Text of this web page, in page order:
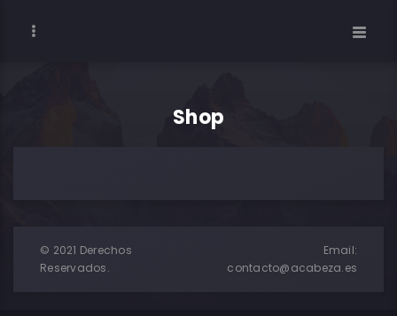
Shop
© 2021 Derechos
Reservados.
Email:
contacto@acabeza.es